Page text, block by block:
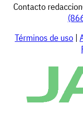
Contacto
Términos de uso |